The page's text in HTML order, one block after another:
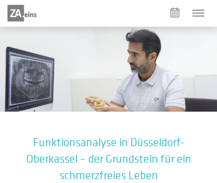
Funktionsanalyse in Düsseldorf-
Oberkassel – der Grundstein für ein
schmerzfreies Leben